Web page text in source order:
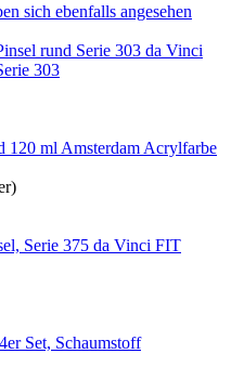
sich ebenfalls angesehen
da Vinci
303
Amsterdam Acrylfarbe
da Vinci FIT
Set, Schaumstoff